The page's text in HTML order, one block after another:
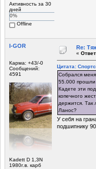
Активность за 30
дней
0%
Offline
I-GOR
Карма: +43/-0
Сообщений:
4591
Kadett D 1,3N
1980г.в. карб
Re:
«
Цитата:
Собрался
55.000 прошли
Кадете эти
копечного
держится. Так
Ланос?
У себя на
подшипнику